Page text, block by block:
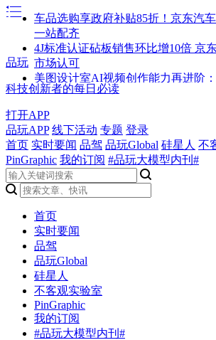
品玩
科技创新者的每日必读
打开APP
品玩APP 线下活动 专题 登录
首页 实时要闻 品驾 品玩Global 硅星人 不
PinGraphic 我的订阅 #品玩大模型内刊#
首页
实时要闻
品驾
品玩Global
硅星人
不客观实验室
PinGraphic
我的订阅
#品玩大模型内刊#
车品选购享政府补贴85折！京东汽
一站配齐
4J标准认证砧板销售环比增10倍 京
市场认可
美图设计室AI视频创作能力再进阶：
元商业创作需求
现两种美学意境
2026电饭煲怎么选：按家庭场景对
热浪“烤”问全球家庭，看阳光家庭
对接雄安“新标尺”——廊坊传统产业
从资源扶持到方法陪跑，抖音陪
《财富》对话赛力斯康波：以ESG
信任桥梁
AI开始造星：麦芽用《12星练赛》
当AI重构内容工业，麦芽探索MCN
径
讯飞星辰智能体平台，入选艾瑞
Codex国内用不了怎么办？2026最新
Seedance2.5接入，从产能爆发到商
模式重构微短剧产业价值链
涂鸦智能推出Tuya AI Coding，一